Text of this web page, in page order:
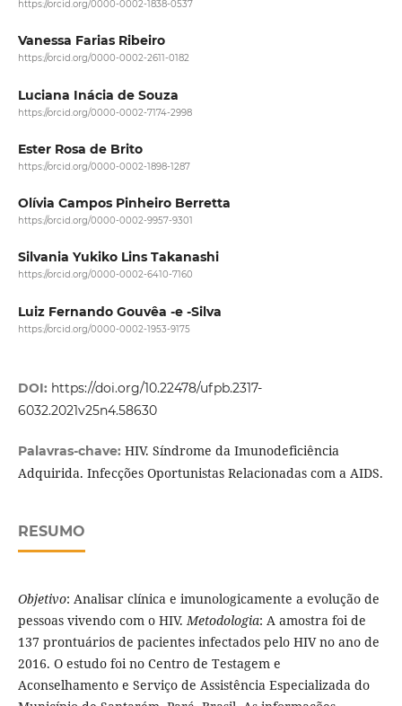
https://orcid.org/0000-0002-1838-0537
Vanessa Farias Ribeiro
https://orcid.org/0000-0002-2611-0182
Luciana Inácia de Souza
https://orcid.org/0000-0002-7174-2998
Ester Rosa de Brito
https://orcid.org/0000-0002-1898-1287
Olívia Campos Pinheiro Berretta
https://orcid.org/0000-0002-9957-9301
Silvania Yukiko Lins Takanashi
https://orcid.org/0000-0002-6410-7160
Luiz Fernando Gouvêa -e -Silva
https://orcid.org/0000-0002-1953-9175
DOI: https://doi.org/10.22478/ufpb.2317-
6032.2021v25n4.58630
Palavras-chave: HIV. Síndrome da Imunodeficiência
Adquirida. Infecções Oportunistas Relacionadas com a AIDS.
RESUMO
Objetivo: Analisar clínica e imunologicamente a evolução de
pessoas vivendo com o HIV.Metodologia: A amostra foi de
137 prontuários de pacientes infectados pelo HIV no ano de
2016. O estudo foi no Centro de Testagem e
Aconselhamento e Serviço de Assistência Especializada do